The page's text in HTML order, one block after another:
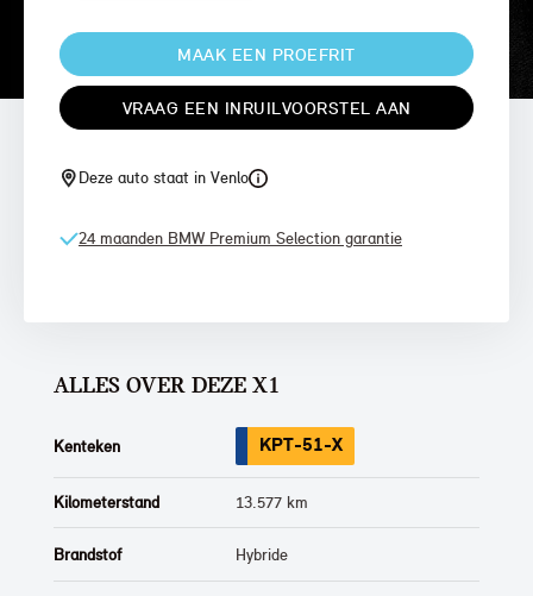
MAAK EEN PROEFRIT
VRAAG EEN INRUILVOORSTEL AAN
Deze auto staat in Venlo
24 maanden BMW Premium Selection garantie
ALLES OVER DEZE X1
Kenteken KPT-51-X
Kilometerstand 13.577 km
Brandstof Hybride